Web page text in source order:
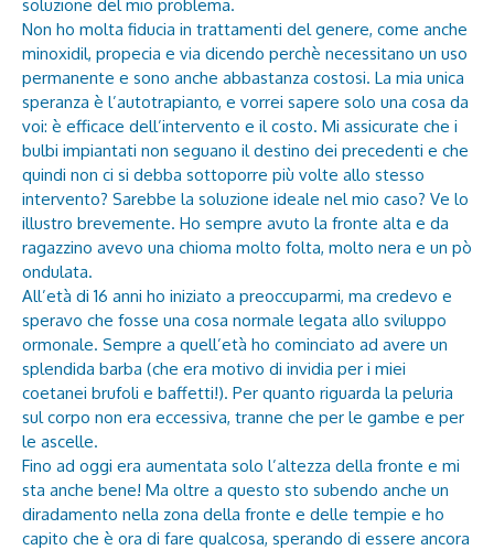
soluzione del mio problema.
Non ho molta fiducia in trattamenti del genere, come anche
minoxidil, propecia e via dicendo perchè necessitano un uso
permanente e sono anche abbastanza costosi. La mia unica
speranza è l’autotrapianto, e vorrei sapere solo una cosa da
voi: è efficace dell’intervento e il costo. Mi assicurate che i
bulbi impiantati non seguano il destino dei precedenti e che
quindi non ci si debba sottoporre più volte allo stesso
intervento? Sarebbe la soluzione ideale nel mio caso? Ve lo
illustro brevemente. Ho sempre avuto la fronte alta e da
ragazzino avevo una chioma molto folta, molto nera e un pò
ondulata.
All’età di 16 anni ho iniziato a preoccuparmi, ma credevo e
speravo che fosse una cosa normale legata allo sviluppo
ormonale. Sempre a quell’età ho cominciato ad avere un
splendida barba (che era motivo di invidia per i miei
coetanei brufoli e baffetti!). Per quanto riguarda la peluria
sul corpo non era eccessiva, tranne che per le gambe e per
le ascelle.
Fino ad oggi era aumentata solo l’altezza della fronte e mi
sta anche bene! Ma oltre a questo sto subendo anche un
diradamento nella zona della fronte e delle tempie e ho
capito che è ora di fare qualcosa, sperando di essere ancora